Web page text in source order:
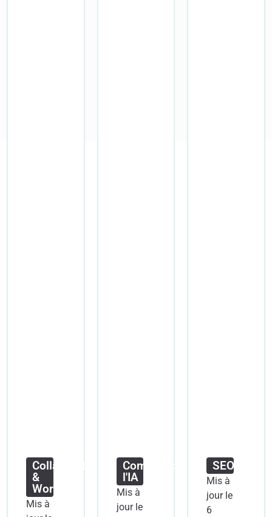
Collaboration
&
Workflow
Mis à
Comprendre
l'IA
Mis à
jour le
SEO
Mis à
jour le
6